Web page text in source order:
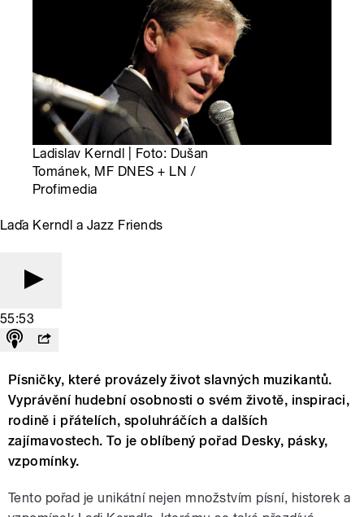
Ladislav Kerndl | Foto: Dušan
Tománek, MF DNES + LN /
Profimedia
Laďa Kerndl a Jazz Friends
55:53
Písničky, které provázely život slavných muzikantů.
Vyprávění hudební osobnosti o svém životě, inspiraci,
rodině i přátelích, spoluhráčích a dalších
zajímavostech. To je oblíbený pořad Desky, pásky,
vzpomínky.
Tento pořad je unikátní nejen množstvím písní, historek a